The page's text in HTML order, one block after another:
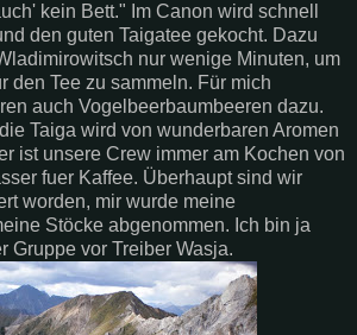
' kein Bett." Im Canon wird schnell
den guten Taigatee gekocht. Dazu
nur wenige Minuten, um
den Tee zu sammeln. Für mich
auch Vogelbeerbaumbeeren dazu.
Taiga wird von wunderbaren Aromen
ist unsere Crew immer am Kochen von
fuer Kaffee. Überhaupt sind wir
worden, mir wurde meine
Stöcke abgenommen. Ich bin ja
Gruppe vor Treiber Wasja.